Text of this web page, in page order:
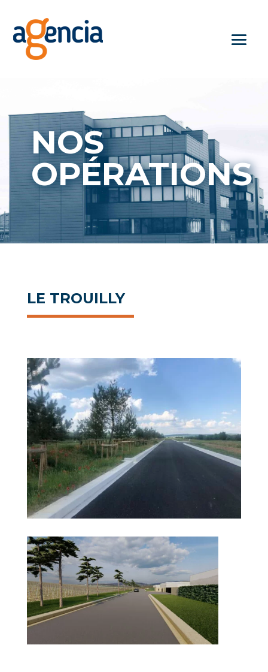
NOS
OPÉRATIONS
LE TROUILLY